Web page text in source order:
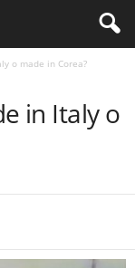
o made in Corea?
in Italy o